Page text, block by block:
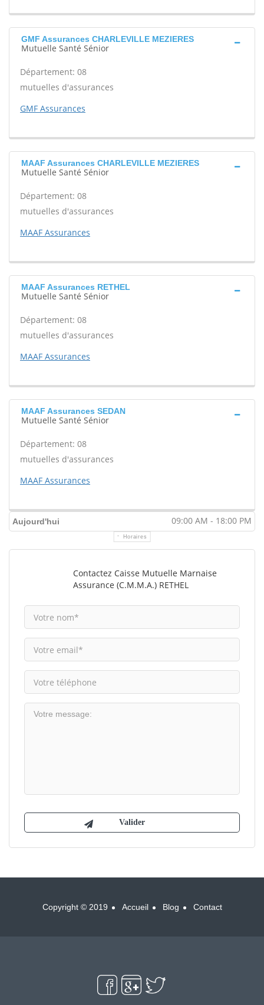
GMF Assurances CHARLEVILLE MEZIERES
Mutuelle Santé Sénior
Département: 08
mutuelles d'assurances
GMF Assurances
MAAF Assurances CHARLEVILLE MEZIERES
Mutuelle Santé Sénior
Département: 08
mutuelles d'assurances
MAAF Assurances
MAAF Assurances RETHEL
Mutuelle Santé Sénior
Département: 08
mutuelles d'assurances
MAAF Assurances
MAAF Assurances SEDAN
Mutuelle Santé Sénior
Département: 08
mutuelles d'assurances
MAAF Assurances
Aujourd'hui 09:00 AM - 18:00 PM
Horaires
Contactez Caisse Mutuelle Marnaise
Assurance (C.M.M.A.) RETHEL
Copyright © 2019 Accueil Blog Contact